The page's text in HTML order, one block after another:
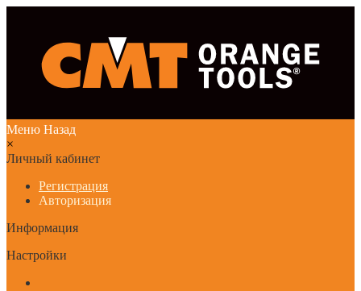
Меню Назад
×
Личный кабинет
Регистрация
Авторизация
Информация
Настройки